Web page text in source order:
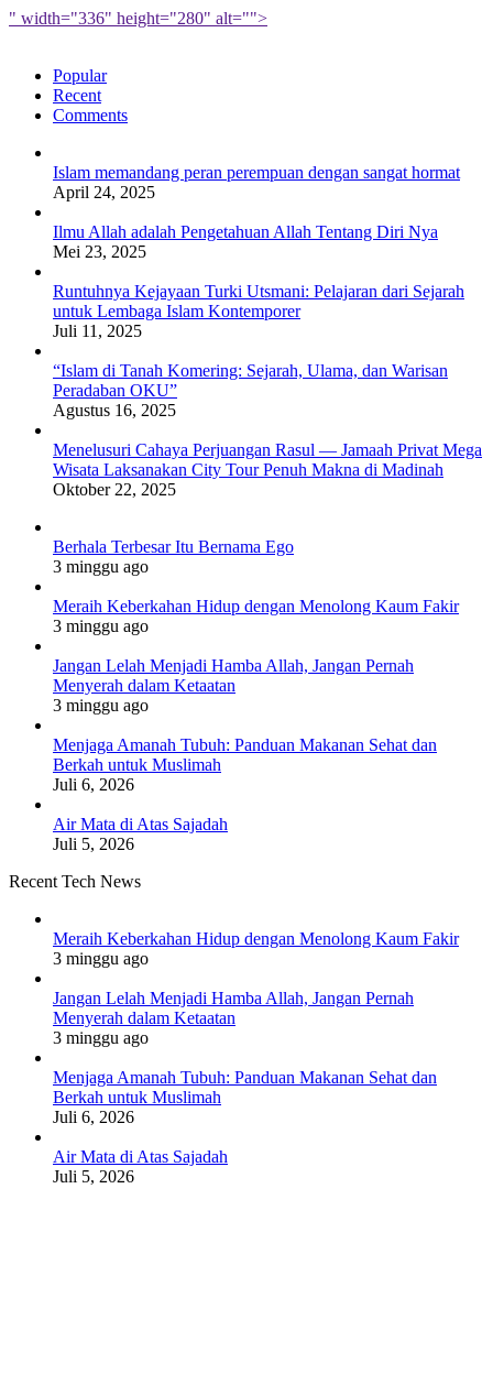
" width="336" height="280" alt="">
Popular
Recent
Comments
Islam memandang peran perempuan dengan sangat hormat
April 24, 2025
Ilmu Allah adalah Pengetahuan Allah Tentang Diri Nya
Mei 23, 2025
Runtuhnya Kejayaan Turki Utsmani: Pelajaran dari Sejarah
untuk Lembaga Islam Kontemporer
Juli 11, 2025
“Islam di Tanah Komering: Sejarah, Ulama, dan Warisan
Peradaban OKU”
Agustus 16, 2025
Menelusuri Cahaya Perjuangan Rasul — Jamaah Privat Mega
Wisata Laksanakan City Tour Penuh Makna di Madinah
Oktober 22, 2025
Berhala Terbesar Itu Bernama Ego
3 minggu ago
Meraih Keberkahan Hidup dengan Menolong Kaum Fakir
3 minggu ago
Jangan Lelah Menjadi Hamba Allah, Jangan Pernah
Menyerah dalam Ketaatan
3 minggu ago
Menjaga Amanah Tubuh: Panduan Makanan Sehat dan
Berkah untuk Muslimah
Juli 6, 2026
Air Mata di Atas Sajadah
Juli 5, 2026
Recent Tech News
Meraih Keberkahan Hidup dengan Menolong Kaum Fakir
3 minggu ago
Jangan Lelah Menjadi Hamba Allah, Jangan Pernah
Menyerah dalam Ketaatan
3 minggu ago
Menjaga Amanah Tubuh: Panduan Makanan Sehat dan
Berkah untuk Muslimah
Juli 6, 2026
Air Mata di Atas Sajadah
Juli 5, 2026